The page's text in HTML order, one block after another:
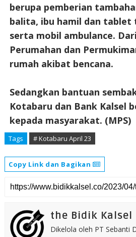
berupa pemberian
balita, ibu hamil dan tablet
serta mobil ambulance.
Perumahan dan
rumah akibat bencana.
Sedangkan bantuan
Kotabaru dan Bank Kalsel
kepada masyarakat. (MPS)
Tags # Kotabaru April 23
Copy Link dan Bagikan
the Bidik Kalsel
Dikelola oleh PT Sebanti